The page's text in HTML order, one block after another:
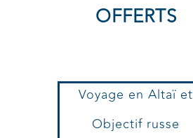
OFFERTS
Voyage en Altaï et
Objectif russe